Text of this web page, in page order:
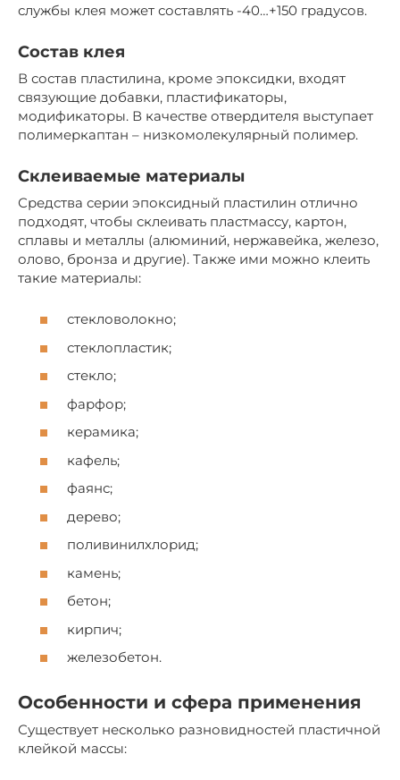
службы клея может составлять -40…+150 градусов.
Состав клея
В состав пластилина, кроме эпоксидки, входят
связующие добавки, пластификаторы,
модификаторы. В качестве отвердителя выступает
полимеркаптан – низкомолекулярный полимер.
Склеиваемые материалы
Средства серии эпоксидный пластилин отлично
подходят, чтобы склеивать пластмассу, картон,
сплавы и металлы (алюминий, нержавейка, железо,
олово, бронза и другие). Также ими можно клеить
такие материалы:
стекловолокно;
стеклопластик;
стекло;
фарфор;
керамика;
кафель;
фаянс;
дерево;
поливинилхлорид;
камень;
бетон;
кирпич;
железобетон.
Особенности и сфера применения
Существует несколько разновидностей пластичной
клейкой массы: